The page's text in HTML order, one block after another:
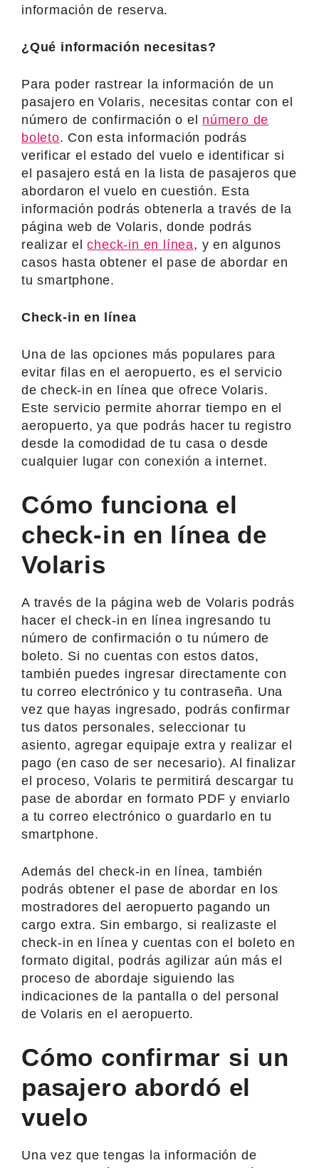
información de reserva.
¿Qué información necesitas?
Para poder rastrear la información de un
pasajero en Volaris, necesitas contar con el
número de confirmación o el número de
boleto. Con esta información podrás
verificar el estado del vuelo e identificar si
el pasajero está en la lista de pasajeros que
abordaron el vuelo en cuestión. Esta
información podrás obtenerla a través de la
página web de Volaris, donde podrás
realizar elcheck-in en línea, y en algunos
casos hasta obtener el pase de abordar en
tu smartphone.
Check-in en línea
Una de las opciones más populares para
evitar filas en el aeropuerto, es el servicio
de check-in en línea que ofrece Volaris.
Este servicio permite ahorrar tiempo en el
aeropuerto, ya que podrás hacer tu registro
desde la comodidad de tu casa o desde
cualquier lugar con conexión a internet.
Cómo funciona el
check-in en línea de
Volaris
A través de la página web de Volaris podrás
hacer el check-in en línea ingresando tu
número de confirmación o tu número de
boleto. Si no cuentas con estos datos,
también puedes ingresar directamente con
tu correo electrónico y tu contraseña. Una
vez que hayas ingresado, podrás confirmar
tus datos personales, seleccionar tu
asiento, agregar equipaje extra y realizar el
pago (en caso de ser necesario). Al finalizar
el proceso, Volaris te permitirá descargar tu
pase de abordar en formato PDF y enviarlo
a tu correo electrónico o guardarlo en tu
smartphone.
Además del check-in en línea, también
podrás obtener el pase de abordar en los
mostradores del aeropuerto pagando un
cargo extra. Sin embargo, si realizaste el
check-in en línea y cuentas con el boleto en
formato digital, podrás agilizar aún más el
proceso de abordaje siguiendo las
indicaciones de la pantalla o del personal
de Volaris en el aeropuerto.
Cómo confirmar si un
pasajero abordó el
vuelo
Una vez que tengas la información de